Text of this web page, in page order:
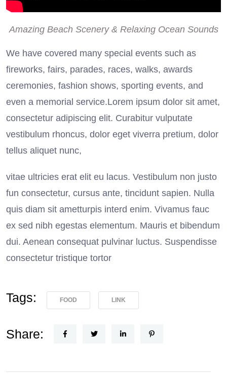
Amazing Beach Scenery & Relaxing Ocean Sounds
We have covered many special events such as
fireworks, fairs, parades, races, walks, awards
ceremonies, fashion shows, sporting events, and
even a memorial service.Lorem ipsum dolor sit amet,
consectetur adipiscing elit. Curabitur vulputate
vestibulum rhoncus, dolor eget viverra pretium, dolor
tellus aliquet nunc,
vitae ultricies erat elit eu lacus. Vestibulum non justo
fun consectetur, cursus ante, tincidunt sapien. Nulla
quis diam sit ametturpis interd enim. Vivamus fauc
ex sed nibh egestas elementum. Mauris et bibendum
dui. Aenean consequat pulvinar luctus. Suspendisse
consectetur tristique tortor
Tags: FOOD LINK
Share: